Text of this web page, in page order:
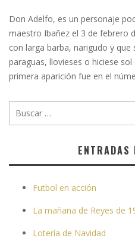
Don Adelfo, es un personaje
maestro Ibañez el 3 de febrero
con larga barba, narigudo y
paraguas, llovieses o hiciese
primera aparición fue en el
ENTRADAS
Futbol en acción
La mañana de Reyes de
Lotería de Navidad